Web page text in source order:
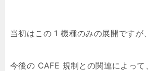
当初はこの 1 機種のみの展開ですが、
今後の CAFE 規制との関連によって、